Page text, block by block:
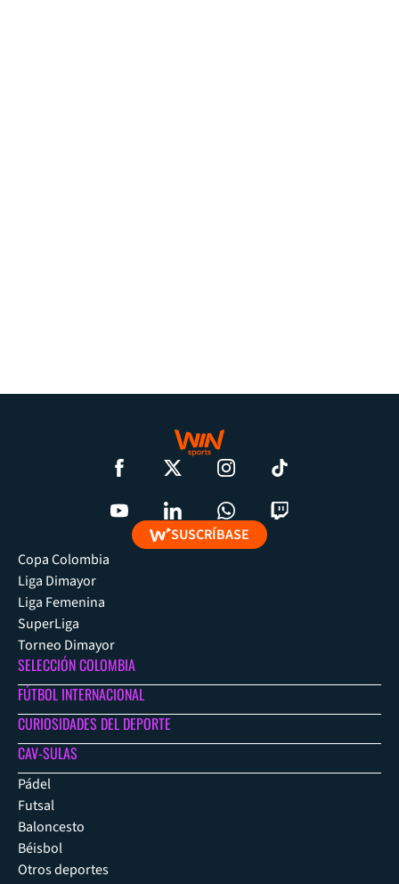
SUSCRÍBASE
Copa Colombia
Liga Dimayor
Liga Femenina
SuperLiga
Torneo Dimayor
SELECCIÓN COLOMBIA
FÚTBOL INTERNACIONAL
CURIOSIDADES DEL DEPORTE
CAV-SULAS
Pádel
Futsal
Baloncesto
Béisbol
Otros deportes